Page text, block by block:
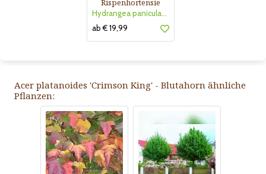
Rispenhortensie
Hydrangea paniculata 'Vanille Fraise'
ab € 19,99
Acer platanoides 'Crimson King' - Blutahorn ähnliche
Pflanzen: